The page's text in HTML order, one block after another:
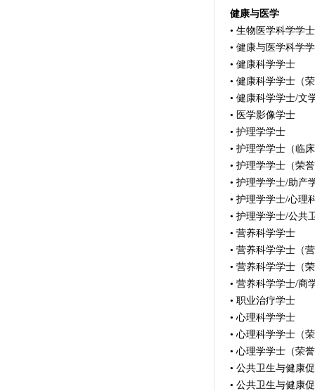
健康与医学
• 生物医学科学学士
• 健康与医学科学
• 健康科学学士
• 健康科学学士（
• 健康科学学士/文
• 医学影像学士
• 护理学学士
• 护理学学士（临
• 护理学学士（荣
• 护理学学士/助产
• 护理学学士/心理
• 护理学学士/公共
• 营养科学学士
• 营养科学学士（
• 营养科学学士（
• 营养科学学士/商
• 职业治疗学士
• 心理科学学士
• 心理科学学士（
• 心理学学士（荣
• 公共卫生与健康
• 公共卫生与健康